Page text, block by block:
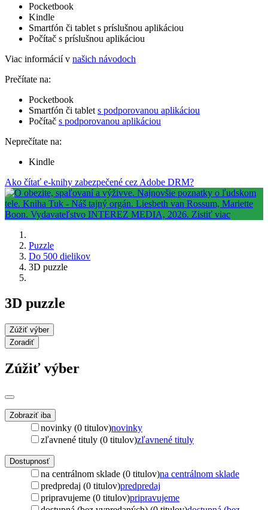
Pocketbook
Kindle
Smartfón či tablet s príslušnou aplikáciou
Počítač s príslušnou aplikáciou
Viac informácií v našich návodoch
Prečítate na:
Pocketbook
Smartfón či tablet s podporovanou aplikáciou
Počítač s podporovanou aplikáciou
Neprečítate na:
Kindle
Ako čítať e-knihy zabezpečené cez Adobe DRM?
Puzzle
Do 500 dielikov
3D puzzle
3D puzzle
Zúžiť výber
Zoradiť
Zúžiť výber
Zobraziť iba
novinky (0 titulov)novinky
zľavnené tituly (0 titulov)zľavnené tituly
Dostupnosť
na centrálnom sklade (0 titulov)na centrálnom sklade
predpredaj (0 titulov)predpredaj
pripravujeme (0 titulov)pripravujeme